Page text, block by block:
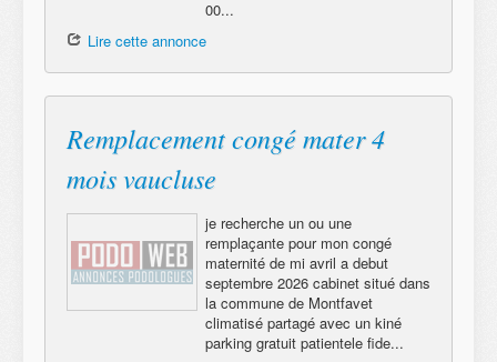
00...
Lire cette annonce
Remplacement congé mater 4
mois vaucluse
je recherche un ou une
remplaçante pour mon congé
maternité de mi avril a debut
septembre 2026 cabinet situé dans
la commune de Montfavet
climatisé partagé avec un kiné
parking gratuit patientele fide...